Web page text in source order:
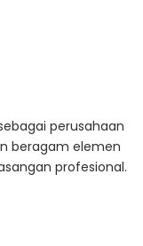
perusahaan
beragam elemen
profesional.